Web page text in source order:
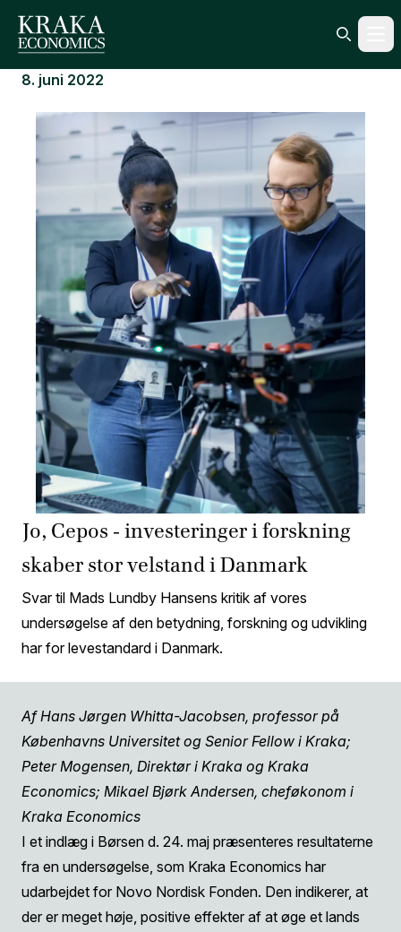
Search
8. juni 2022
Jo, Cepos - investeringer i forskning
skaber stor velstand i Danmark
Svar til Mads Lundby Hansens kritik af vores
undersøgelse af den betydning, forskning og udvikling
har for levestandard i Danmark.
Af Hans Jørgen Whitta-Jacobsen, professor på
Københavns Universitet og Senior Fellow i Kraka;
Peter Mogensen, Direktør i Kraka og Kraka
Economics; Mikael Bjørk Andersen, cheføkonom i
Kraka Economics
I et indlæg i Børsen d. 24. maj præsenteres resultaterne
fra en undersøgelse, som Kraka Economics har
udarbejdet for Novo Nordisk Fonden. Den indikerer, at
der er meget høje, positive effekter af at øge et lands